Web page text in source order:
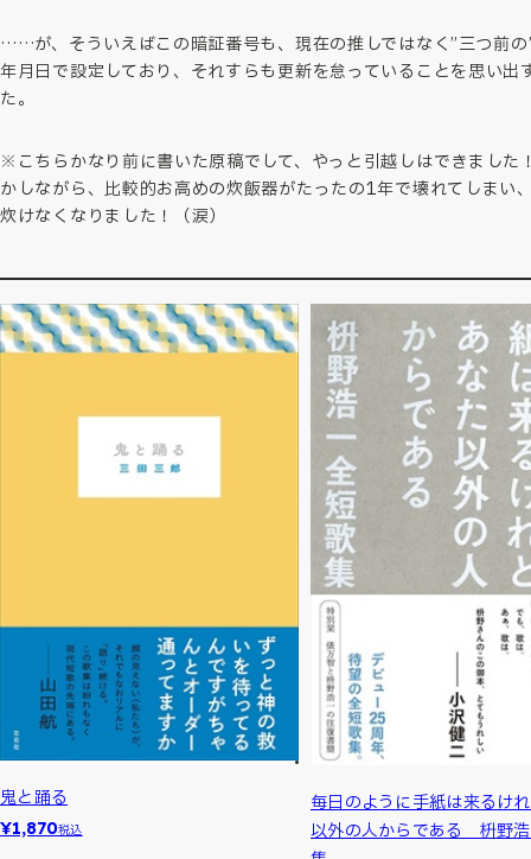
……が、そういえばこの暗証番号も、現在の推しではなく”三つ前
年月日で設定しており、それすらも更新を怠っていることを思い出
た。
※こちらかなり前に書いた原稿でして、やっと引越しはできました
かしながら、比較的お高めの炊飯器がたったの1年で壊れてしまい
炊けなくなりました！（涙）
鬼と踊る
¥1,870税込
毎日のように手紙は来るけ
以外の人からである 枡野